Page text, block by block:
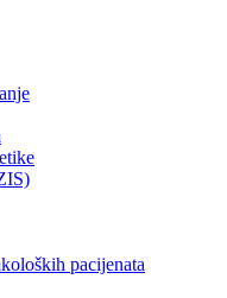
pacijenata